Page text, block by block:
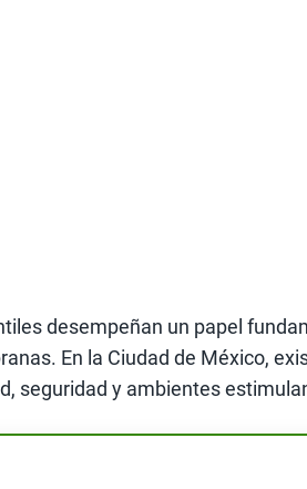
desempeñan un papel
En la Ciudad de México,
seguridad y ambientes